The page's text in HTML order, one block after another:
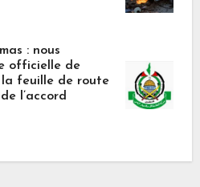
: nous
officielle de
feuille de route
l’accord